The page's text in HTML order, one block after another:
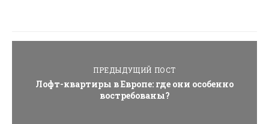
ПРЕДЫДУЩИЙ ПОСТ
Лофт-квартиры в Европе: где они особенно
востребованы?